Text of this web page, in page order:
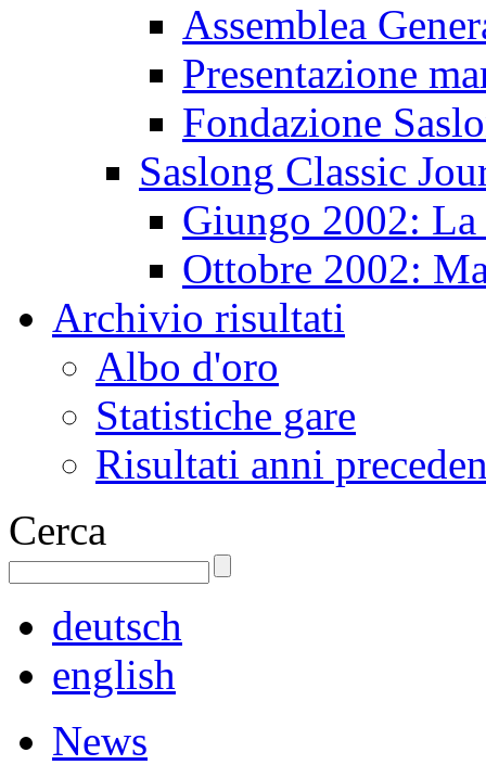
Assemblea
Presentazione
Fondazione
Saslong Classic
Giungo 2002: La
Ottobre 2002:
Archivio risultati
Albo d'oro
Statistiche gare
Risultati anni
Cerca
deutsch
english
News